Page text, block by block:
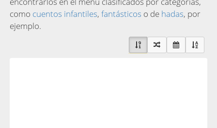
como cuentos infantiles, fantásticos o de hadas, por
ejemplo.